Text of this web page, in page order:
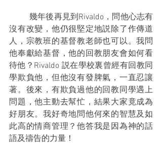
	幾年後再見到Rivaldo，問他心志有
沒有改變，他仍很堅定地説除了作傳道
人，宗教班的基督教老師也可以。我問
他奉獻給基督，他的回教朋友會如何看
待他？Rivaldo 説在學校裏曾經有回教同
學欺負他，但他沒有發脾氣，一直忍讓
著。後來，有欺負過他的回教同學遇上
問題，他主動去幫忙，結果大家竟成為
好朋友。我好奇地問他何來的智慧及如
此高的情商管理？他答我是因為神的話
語及禱告的力量！